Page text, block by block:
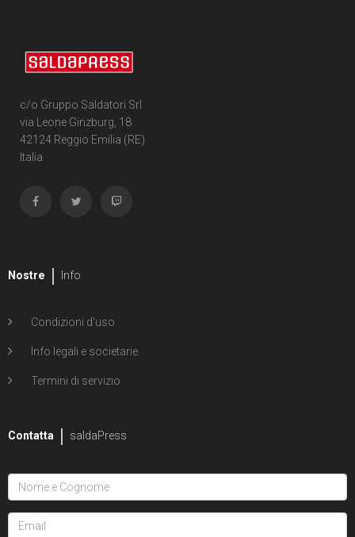
c/o Gruppo Saldatori Srl
via Leone Ginzburg, 18
42124 Reggio Emilia (RE)
Italia
Nostre Info
Condizioni d'uso
Info legali e societarie
Termini di servizio
Contatta saldaPress